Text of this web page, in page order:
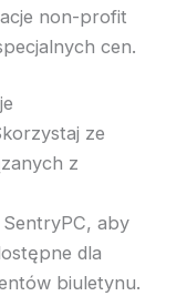
non-profit
cen.
ze
z
SentryPC, aby
dla
biuletynu.